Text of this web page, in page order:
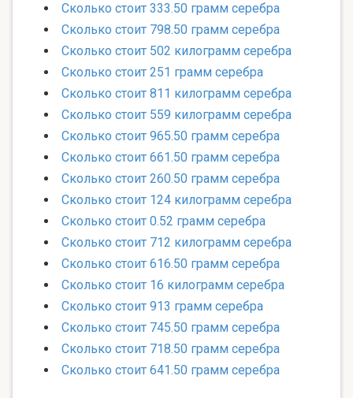
Сколько стоит 333.50 грамм серебра
Сколько стоит 798.50 грамм серебра
Сколько стоит 502 килограмм серебра
Сколько стоит 251 грамм серебра
Сколько стоит 811 килограмм серебра
Сколько стоит 559 килограмм серебра
Сколько стоит 965.50 грамм серебра
Сколько стоит 661.50 грамм серебра
Сколько стоит 260.50 грамм серебра
Сколько стоит 124 килограмм серебра
Сколько стоит 0.52 грамм серебра
Сколько стоит 712 килограмм серебра
Сколько стоит 616.50 грамм серебра
Сколько стоит 16 килограмм серебра
Сколько стоит 913 грамм серебра
Сколько стоит 745.50 грамм серебра
Сколько стоит 718.50 грамм серебра
Сколько стоит 641.50 грамм серебра